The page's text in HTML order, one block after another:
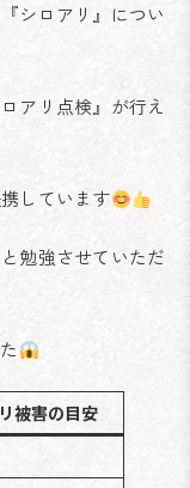
シロアリ』につい
アリ点検』が行え
しています
勉強させていただ
被害の目安